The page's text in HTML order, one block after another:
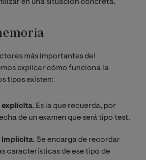
en una situación concreta.
más importantes del
explicar cómo funciona la
tipos existen:
explícita. Es la que recuerda, por
de un examen que será tipo test.
implícita. Se encarga de recordar
características de ese tipo de